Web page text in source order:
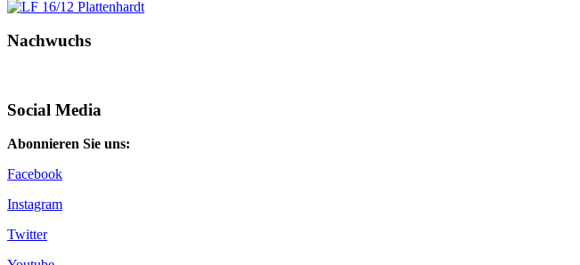
Nachwuchs
Social Media
Abonnieren Sie uns:
Facebook
Instagram
Twitter